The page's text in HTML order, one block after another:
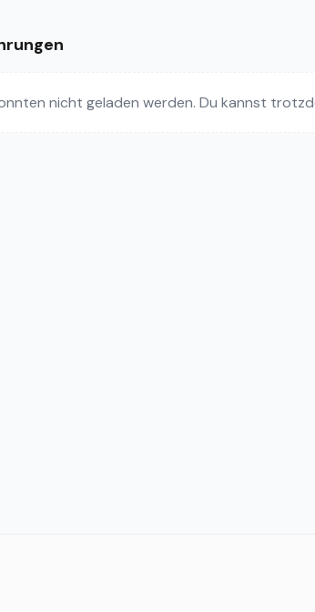
nicht geladen werden. Du kannst